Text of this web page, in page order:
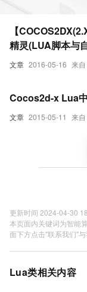
文章 2016-05-16 来
【
精灵(LUA脚本与
文章 2015-05-11 来
Cocos2d-x Lua
更新时间 2024-04-30
本页面内关键词为智能
面下方点击"联系我们"与
Lua类相关内容